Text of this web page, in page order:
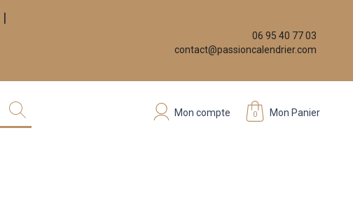
|
06 95 40 77 03
contact@passioncalendrier.com
0 Mon Panier
Mon compte